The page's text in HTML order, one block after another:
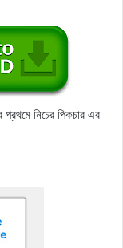
নিচের পিকচার এর